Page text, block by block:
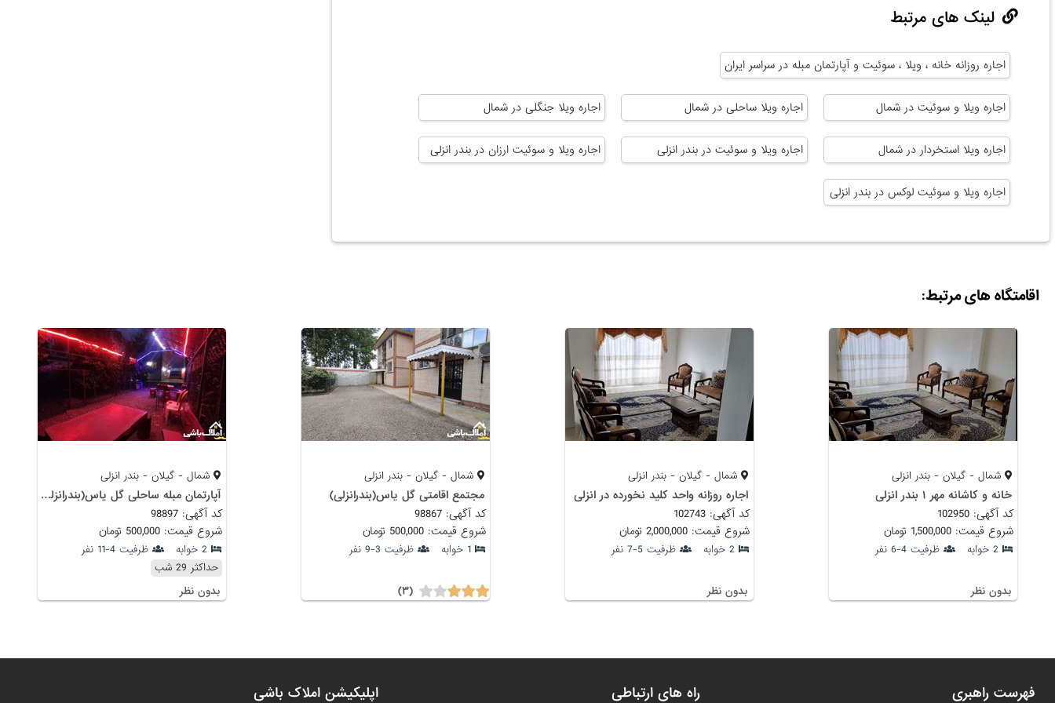
لینک های مرتبط
اجاره روزانه خانه ، ویلا ، سوئیت و آپارتمان مبله در سراسر ایران
اجاره ویلا و سوئیت در شمال اجاره ویلا ساحلی در شمال اجاره ویلا جنگلی در شمال
اجاره ویلا استخردار در شمال اجاره ویلا و سوئیت در بندر انزلی اجاره ویلا و سوئیت ارزان در بندر انزلی
اجاره ویلا و سوئیت لوکس در بندر انزلی
اقامتگاه های مرتبط:
شمال - گیلان - بندر انزلی
خانه و کاشانه مهر ۱ بندر انزلی
کد آگهی: 102950
شروع قیمت: 1,500,000 تومان
2 خوابه ظرفیت 4-6 نفر
بدون نظر
شمال - گیلان - بندر انزلی
اجاره روزانه واحد کلید نخورده در انزلی
کد آگهی: 102743
شروع قیمت: 2,000,000 تومان
2 خوابه ظرفیت 5-7 نفر
بدون نظر
شمال - گیلان - بندر انزلی
مجتمع اقامتی گل یاس(بندرانزلی)
کد آگهی: 98867
شروع قیمت: 500,000 تومان
1 خوابه ظرفیت 3-9 نفر
(۳)
شمال - گیلان - بندر انزلی
آپارتمان مبله ساحلی گل یاس(بندرانزلی)
کد آگهی: 98897
شروع قیمت: 500,000 تومان
2 خوابه
ظرفیت 4-11 نفر
حداکثر 29 شب
بدون نظر
فهرست راهبری راه های ارتباطی اپلیکیشن املاک باشی